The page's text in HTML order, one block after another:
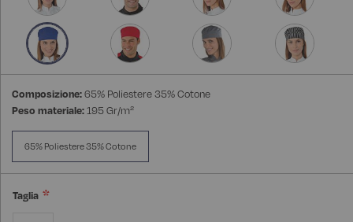
Composizione:65% Poliestere 35% Cotone
Peso materiale:195 Gr/m²
65% Poliestere 35% Cotone
Taglia